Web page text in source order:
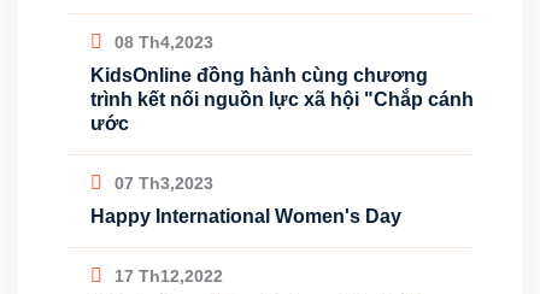
08 Th4,2023
KidsOnline đồng hành cùng chương
trình kết nối nguồn lực xã hội "Chắp cánh
ước
07 Th3,2023
Happy International Women's Day
17 Th12,2022